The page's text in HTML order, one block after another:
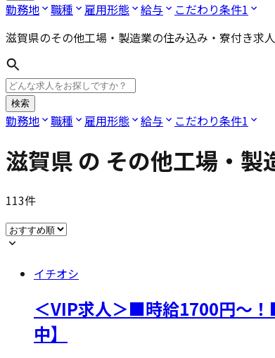
勤務地 職種 雇用形態 給与 こだわり条件1
滋賀県のその他工場・製造業の住み込み・寮付き求
検索
勤務地 職種 雇用形態 給与 こだわり条件1
滋賀県 の その他工場・製
113件
イチオシ
＜VIP求人＞■時給1700円～
中】